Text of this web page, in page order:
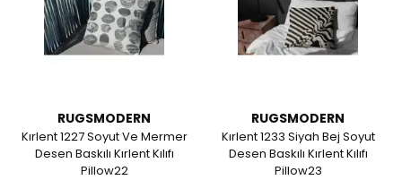
RUGSMODERN
Kırlent 1227 Soyut Ve Mermer
Desen Baskılı Kırlent Kılıfı
Pillow22
RUGSMODERN
Kırlent 1233 Siyah Bej Soyut
Desen Baskılı Kırlent Kılıfı
Pillow23